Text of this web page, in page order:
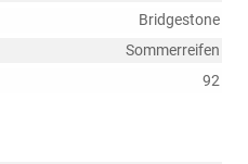
Bridgestone
Sommerreifen
92